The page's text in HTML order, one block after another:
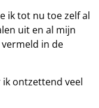
ik tot nu toe zelf al
uit en al mijn
in de
ontzettend veel